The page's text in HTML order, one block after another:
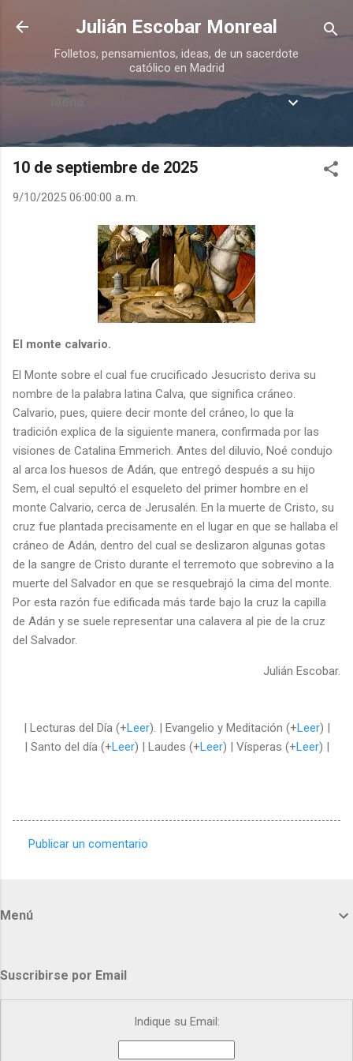
Ir al contenido principal
Julián Escobar Monreal
Folletos, pensamientos, ideas, de un sacerdote
católico en Madrid
Menú
10 de septiembre de 2025
9/10/2025 06:00:00 a. m.
El monte calvario.
El Monte sobre el cual fue crucificado Jesucristo deriva su
nombre de la palabra latina Calva, que significa cráneo.
Calvario, pues, quiere decir monte del cráneo, lo que la
tradición explica de la siguiente manera, confirmada por las
visiones de Catalina Emmerich. Antes del diluvio, Noé condujo
al arca los huesos de Adán, que entregó después a su hijo
Sem, el cual sepultó el esqueleto del primer hombre en el
monte Calvario, cerca de Jerusalén. En la muerte de Cristo, su
cruz fue plantada precisamente en el lugar en que se hallaba el
cráneo de Adán, dentro del cual se deslizaron algunas gotas
de la sangre de Cristo durante el terremoto que sobrevino a la
muerte del Salvador en que se resquebrajó la cima del monte.
Por esta razón fue edificada más tarde bajo la cruz la capilla
de Adán y se suele representar una calavera al pie de la cruz
del Salvador.
Julián Escobar.
| Lecturas del Día (+Leer). | Evangelio y Meditación (+Leer) |
| Santo del día (+Leer) | Laudes (+Leer) | Vísperas (+Leer) |
t
Publicar un comentario
Menú
Suscribirse por Email
Indique su Email: